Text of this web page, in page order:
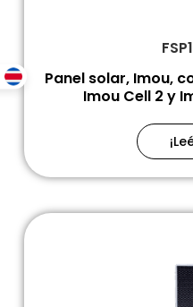
Panel solar, Imou,
Imou Cell 2 y